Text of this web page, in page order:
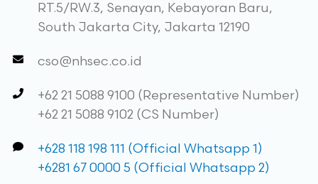
RT.5/RW.3, Senayan, Kebayoran Baru,
South Jakarta City, Jakarta 12190
cso@nhsec.co.id
+62 21 5088 9100 (Representative Number)
+62 21 5088 9102 (CS Number)
+628 118 198 111 (Official Whatsapp 1)
+6281 67 0000 5 (Official Whatsapp 2)